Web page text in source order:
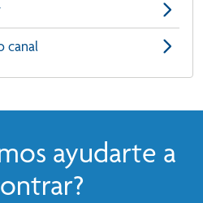
canal
ayudarte a